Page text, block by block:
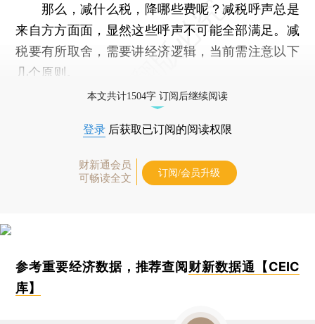
那么，减什么税，降哪些费呢？减税呼声总是
来自方方面面，显然这些呼声不可能全部满足。减
税要有所取舍，需要讲经济逻辑，当前需注意以下
几个原则。
本文共计1504字 订阅后继续阅读
登录 后获取已订阅的阅读权限
财新通会员
可畅读全文
订阅/会员升级
参考重要经济数据，推荐查阅 财新数据通【CEIC
库】